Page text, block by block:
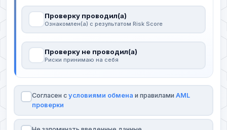
Проверку проводил(а)
Ознакомлен(а) с результатом Risk Score
Проверку не проводил(а)
Риски принимаю на себя
Согласен с условиями обмена и правилами AML
проверки